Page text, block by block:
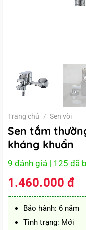
Trang chủ / Sen vòi
Sen tắm
kháng khuẩn
9 đánh giá | 125 đã
1.460.000 đ
Bảo hành: 6 năm
Tình trạng: Mới